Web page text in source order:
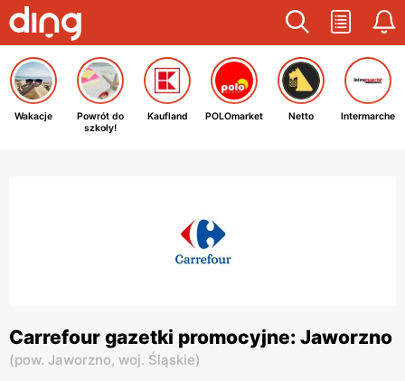
Wakacje
Powrót do
szkoły!
Kaufland POLOmarket Netto Intermarche
Carrefour gazetki promocyjne: Jaworzno
(pow. Jaworzno, woj. Śląskie)